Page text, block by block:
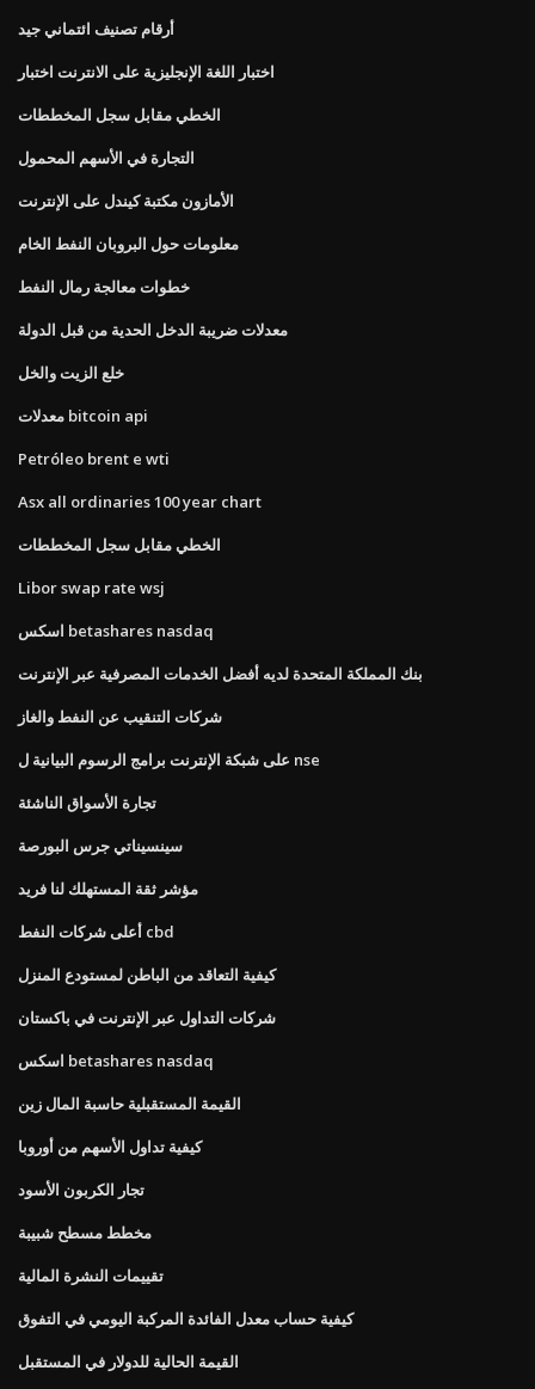
أرقام تصنيف ائتماني جيد
اختبار اللغة الإنجليزية على الانترنت اختبار
الخطي مقابل سجل المخططات
التجارة في الأسهم المحمول
الأمازون مكتبة كيندل على الإنترنت
معلومات حول البروبان النفط الخام
خطوات معالجة رمال النفط
معدلات ضريبة الدخل الحدية من قبل الدولة
خلع الزيت والخل
معدلات bitcoin api
Petróleo brent e wti
Asx all ordinaries 100 year chart
الخطي مقابل سجل المخططات
Libor swap rate wsj
اسكس betashares nasdaq
بنك المملكة المتحدة لديه أفضل الخدمات المصرفية عبر الإنترنت
شركات التنقيب عن النفط والغاز
على شبكة الإنترنت برامج الرسوم البيانية ل nse
تجارة الأسواق الناشئة
سينسيناتي جرس البورصة
مؤشر ثقة المستهلك لنا فريد
أعلى شركات النفط cbd
كيفية التعاقد من الباطن لمستودع المنزل
شركات التداول عبر الإنترنت في باكستان
اسكس betashares nasdaq
القيمة المستقبلية حاسبة المال زين
كيفية تداول الأسهم من أوروبا
تجار الكربون الأسود
مخطط مسطح شبيبة
تقييمات النشرة المالية
كيفية حساب معدل الفائدة المركبة اليومي في التفوق
القيمة الحالية للدولار في المستقبل